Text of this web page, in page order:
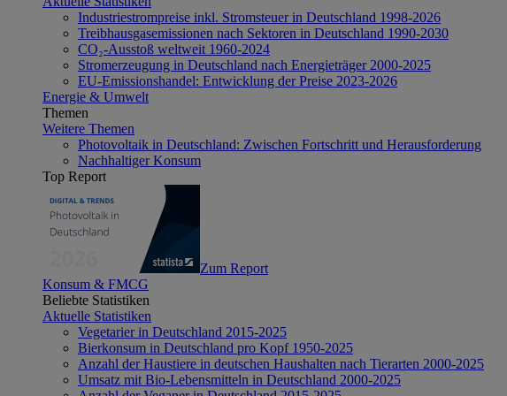
Industriestrompreise inkl. Stromsteuer in Deutschland 1998-2026
Treibhausgasemissionen nach Sektoren in Deutschland 1990-2030
CO₂-Ausstoß weltweit 1960-2024
Stromerzeugung in Deutschland nach Energieträger 2000-2025
EU-Emissionshandel: Entwicklung der Preise 2023-2026
Energie & Umwelt
Themen
Weitere Themen
Photovoltaik in Deutschland: Zwischen Fortschritt und Herausforderung
Nachhaltiger Konsum
Top Report
Zum Report
Konsum & FMCG
Beliebte Statistiken
Aktuelle Statistiken
Vegetarier in Deutschland 2015-2025
Bierkonsum in Deutschland pro Kopf 1950-2025
Anzahl der Haustiere in deutschen Haushalten nach Tierarten 2000-2025
Umsatz mit Bio-Lebensmitteln in Deutschland 2000-2025